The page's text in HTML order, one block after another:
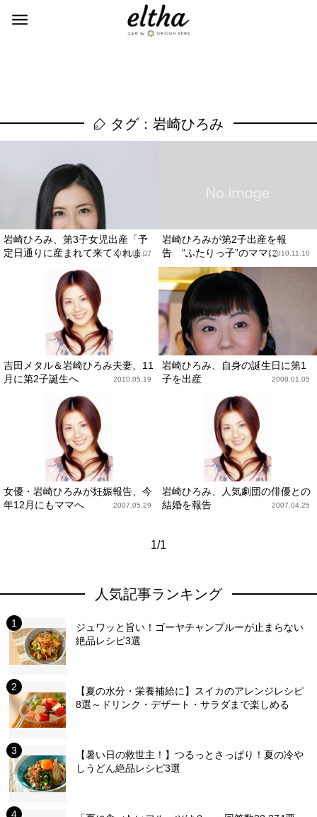
タグ：岩崎ひろみ
岩崎ひろみ、第3子女児出産「予
定日通りに産まれて来てくれま...
2018.06.07
岩崎ひろみが第2子出産を報
告 “ふたりっ子”のママに2010.11.10
吉田メタル＆岩崎ひろみ夫妻、11
月に第2子誕生へ
2010.05.19
岩崎ひろみ、自身の誕生日に第1
子を出産
2008.01.05
女優・岩崎ひろみが妊娠報告、今
年12月にもママへ
2007.05.29
岩崎ひろみ、人気劇団の俳優との
結婚を報告
2007.04.25
1/1
人気記事ランキング
ジュワッと旨い！ゴーヤチャンプルーが止まらない
絶品レシピ3選
【夏の水分・栄養補給に】スイカのアレンジレシピ
8選～ドリンク・デザート・サラダまで楽しめる
【暑い日の救世主！】つるっとさっぱり！夏の冷や
しうどん絶品レシピ3選